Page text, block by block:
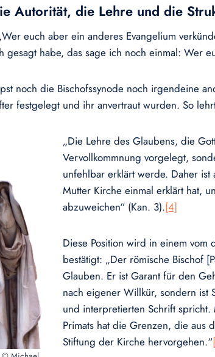
Autorität, die Lehre und die
euch aber ein anderes Evangelium
gesagt habe, das sage ich noch einmal: Wer
noch die Bischofssynode noch irgendeine
festgelegt und ihr anvertraut wurden. So
„Die Lehre des Glaubens, die
Vervollkommnung vorgelegt,
unfehlbar erklärt werde. Daher
Mutter Kirche einmal erklärt hat,
abzuweichen“ (Kan. 3).[4]
Diese Position wird in einem vom
bestätigt: „Der römische Bischof
Glauben. Er ist Garant für den
nach eigener Willkür, sondern
und interpretierten Schrift
Primats hat die Grenzen, die aus
Stiftung der Kirche hervorgehen.“